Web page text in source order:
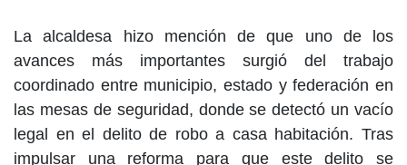
La alcaldesa hizo mención de que uno de los
avances más importantes surgió del trabajo
coordinado entre municipio, estado y federación en
las mesas de seguridad, donde se detectó un vacío
legal en el delito de robo a casa habitación. Tras
impulsar una reforma para que este delito se